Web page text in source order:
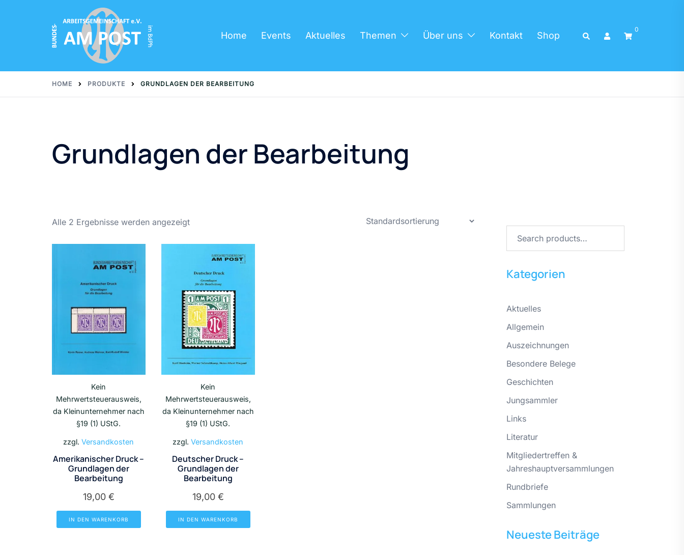
Home Events Aktuelles Themen Über uns Kontakt Shop Search
0
HOME PRODUKTE GRUNDLAGEN DER BEARBEITUNG
Grundlagen der Bearbeitung
Alle 2 Ergebnisse werden angezeigt
Kein
Mehrwertsteuerausweis,
da Kleinunternehmer nach
§19 (1) UStG.
zzgl.Versandkosten
Amerikanischer Druck –
Grundlagen der
Bearbeitung
19,00 €
IN DEN WARENKORB
Kein
Mehrwertsteuerausweis,
da Kleinunternehmer nach
§19 (1) UStG.
zzgl.Versandkosten
Deutscher Druck –
Grundlagen der
Bearbeitung
19,00 €
IN DEN WARENKORB
for:
Kategorien
Aktuelles
Allgemein
Auszeichnungen
Besondere Belege
Geschichten
Jungsammler
Links
Literatur
Mitgliedertreffen &
Jahreshauptversammlungen
Rundbriefe
Sammlungen
Neueste Beiträge